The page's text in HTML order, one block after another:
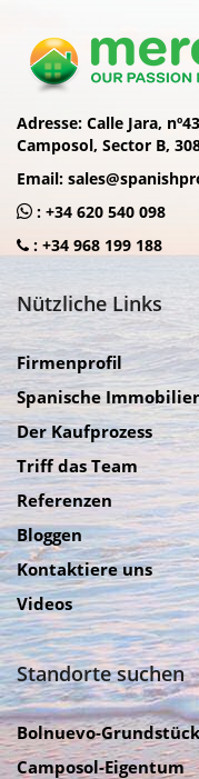
Adresse: Calle Jara,
Camposol, Sector B,
Email:
: +34 620 540 098
: +34 968 199 188
Nützliche Links
Firmenprofil
Spanische
Der Kaufprozess
Triff das Team
Referenzen
Bloggen
Kontaktiere uns
Videos
Standorte suchen
Bolnuevo-Grundstück
Camposol-Eigentum